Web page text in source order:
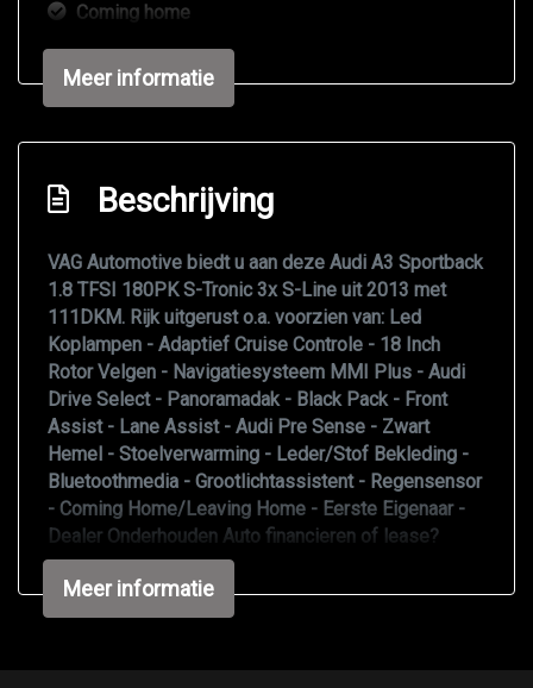
Coming home
Dakspoiler
Deep black pearl metallic
Elektrisch glazen panorama-dak
Extra getint glas achter
Getint glas
Glazen schuifdak
Koplampen adaptief
Koplampreiniging
Koplampreiniging
Leaving home
Led dagrijverlichting
Led koplampen
Led koplampen adaptief
Meer informatie
Beschrijving
VAG Automotive biedt u aan deze Audi A3 Sportback
1.8 TFSI 180PK S-Tronic 3x S-Line uit 2013 met
111DKM. Rijk uitgerust o.a. voorzien van: Led
Koplampen - Adaptief Cruise Controle - 18 Inch
Rotor Velgen - Navigatiesysteem MMI Plus - Audi
Drive Select - Panoramadak - Black Pack - Front
Assist - Lane Assist - Audi Pre Sense - Zwart
Hemel - Stoelverwarming - Leder/Stof Bekleding -
Bluetoothmedia - Grootlichtassistent - Regensensor
- Coming Home/Leaving Home - Eerste Eigenaar -
Dealer Onderhouden Auto financieren of lease?
Bekijk de mogelijkheden op onze website. Wilt u een
voertuig inruilen? ​​​​​​​We verzoeken u dan graag een
uitgebreide Whatsapp of e-mail met een duidelijke
Meer informatie